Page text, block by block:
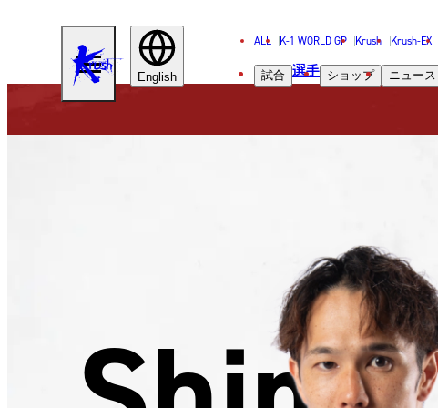
KRUSHEnglish
ALL K-1 WORLD GP Krush Krush-EX
試合 選手 ショップ ニュース